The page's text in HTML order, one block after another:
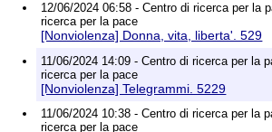
12/06/2024 06:58 - Centro di ricerca per la
ricerca per la pace
[Nonviolenza] Donna, vita, liberta'. 529
11/06/2024 14:09 - Centro di ricerca per la
ricerca per la pace
[Nonviolenza] Telegrammi. 5229
11/06/2024 10:38 - Centro di ricerca per la
ricerca per la pace